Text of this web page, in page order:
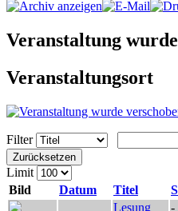
Veranstaltung
Veranstaltungsort
Filter
Zurücksetzen
Limit
Bild
Datum Titel
Lesung
-